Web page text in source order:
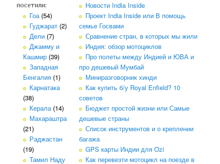
посетили:
Гоа(54)
Гуджарат (2)
Дели (7)
Джамму и
Кашмир (39)
Западная
Бенгалия (1)
Карнатака
(38)
Керала(14)
Махараштра
(21)
Раджастан
(19)
Тамил Наду
Новости India Inside
Проект India Inside или В помощь
семье Госвами
Сравнение стран, в которых мы жили
Индия: обзор мотоциклов
Про полеты между Индией и ЮВА и
про дешевый Мумбай
Миниразговорник хинди
Как купить б/у Royal Enfield? 10
советов
Бюджет простой жизни или Самые
дешевые страны
Список инструментов и о креплении
багажа
GPS карты Индии для Ozi
Как перевезти мотоцикл на поезде в